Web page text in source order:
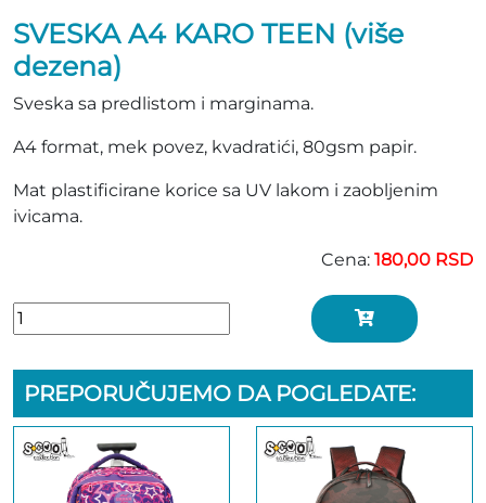
SVESKA A4 KARO TEEN (više
dezena)
Sveska sa predlistom i marginama.
A4 format, mek povez, kvadratići, 80gsm papir.
Mat plastificirane korice sa UV lakom i zaobljenim
ivicama.
Cena: 180,00 RSD
PREPORUČUJEMO DA POGLEDATE: